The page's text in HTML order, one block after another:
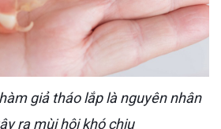
ra mùi hôi khó chịu